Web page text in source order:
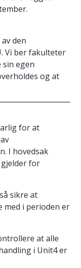
den
Vi ber fakulteter
egen
og at
for at
I hovedsak
for
sikre at
med i perioden er
at alle
i Unit4 er